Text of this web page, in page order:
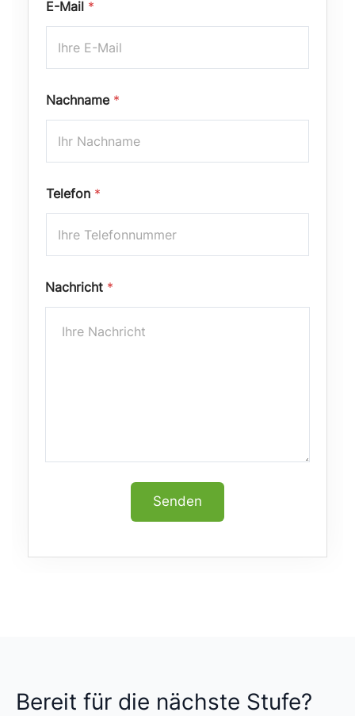
E-Mail *
Nachname *
Telefon *
Nachricht *
Senden
Bereit für die nächste Stufe?